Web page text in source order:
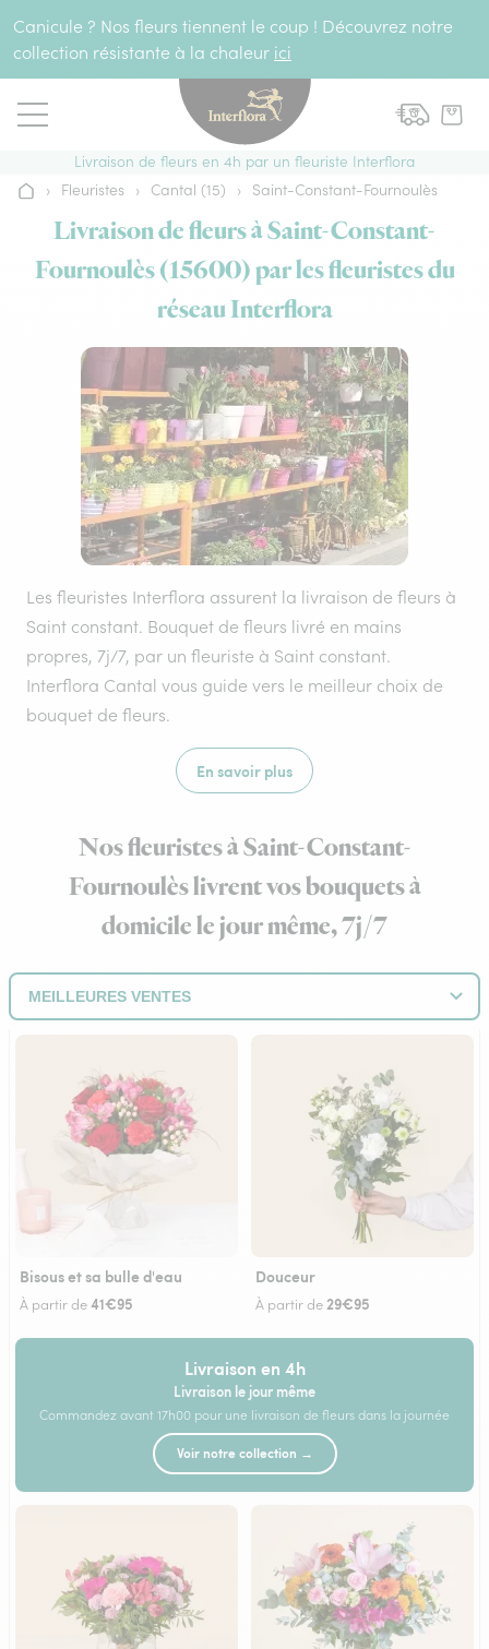
Canicule ? Nos fleurs tiennent le coup ! Découvrez notre
collection résistante à la chaleur ici
Livraison de fleurs en 4h par un fleuriste Interflora
Accueil
› Fleuristes › Cantal (15) › Saint-Constant-Fournoulès
Livraison de fleurs à Saint-Constant-
Fournoulès (15600) par les fleuristes du
réseau Interflora
Les fleuristes Interflora assurent la livraison de fleurs à
Saint constant. Bouquet de fleurs livré en mains
propres, 7j/7, par un fleuriste à Saint constant.
Interflora Cantal vous guide vers le meilleur choix de
bouquet de fleurs.
En savoir plus
Nos fleuristes à Saint-Constant-
Fournoulès livrent vos bouquets à
domicile le jour même, 7j/7
Bisous et sa bulle d'eau
À partir de41€95
Douceur
À partir de29€95
Livraison en 4h
Livraison le jour même
Commandez avant 17h00 pour une livraison de fleurs dans la journée
Voir notre collection →